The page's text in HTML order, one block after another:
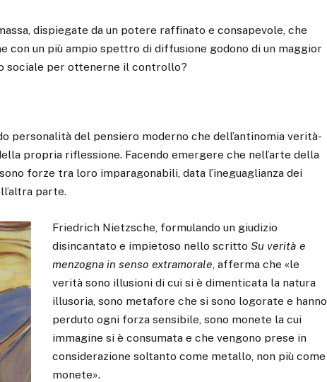
dispiegate da un potere raffinato e consapevole, che
con un più ampio spettro di diffusione godono di un maggior
sociale per ottenerne il controllo?
personalità del pensiero moderno che dell’antinomia verità-
propria riflessione. Facendo emergere che nell’arte della
forze tra loro imparagonabili, data l’ineguaglianza dei
parte.
Friedrich Nietzsche, formulando un giudizio
disincantato e impietoso nello scrittoSu verità e
menzogna in senso extramorale , afferma che «le
verità sono illusioni di cui si è dimenticata la natura
illusoria, sono metafore che si sono logorate e hanno
perduto ogni forza sensibile, sono monete la cui
immagine si è consumata e che vengono prese in
considerazione soltanto come metallo, non più come
monete».